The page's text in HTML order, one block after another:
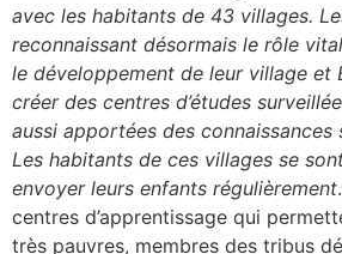
avec les habitants de 43 villages.
reconnaissant désormais le rôle
le développement de leur village et
créer des centres d’études
aussi apportées des connaissances
Les habitants de ces villages se
envoyer leurs enfants régulièrement
centres d’apprentissage qui
très pauvres, membres des tribus